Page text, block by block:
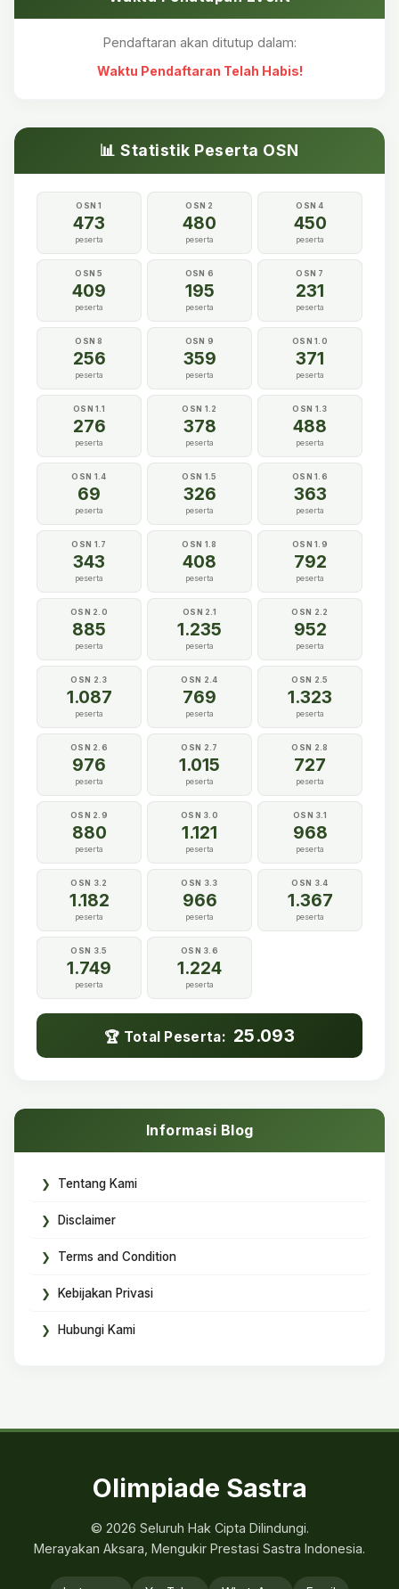
Pendaftaran akan ditutup dalam:
Waktu Pendaftaran Telah Habis!
📊 Statistik Peserta OSN
OSN 1
473
peserta
OSN 2
480
peserta
OSN 4
450
peserta
OSN 5
409
peserta
OSN 6
195
peserta
OSN 7
231
peserta
OSN 8
256
peserta
OSN 9
359
peserta
OSN 1.0
371
peserta
OSN 1.1
276
peserta
OSN 1.2
378
peserta
OSN 1.3
488
peserta
OSN 1.4
69
peserta
OSN 1.5
326
peserta
OSN 1.6
363
peserta
OSN 1.7
343
peserta
OSN 1.8
408
peserta
OSN 1.9
792
peserta
OSN 2.0
885
peserta
OSN 2.1
1.235
peserta
OSN 2.2
952
peserta
OSN 2.3
1.087
peserta
OSN 2.4
769
peserta
OSN 2.5
1.323
peserta
OSN 2.6
976
peserta
OSN 2.7
1.015
peserta
OSN 2.8
727
peserta
OSN 2.9
880
peserta
OSN 3.0
1.121
peserta
OSN 3.1
968
peserta
OSN 3.2
1.182
peserta
OSN 3.3
966
peserta
OSN 3.4
1.367
peserta
OSN 3.5
1.749
peserta
OSN 3.6
1.224
peserta
🏆 Total Peserta: 25.093
Informasi Blog
Tentang Kami
Disclaimer
Terms and Condition
Kebijakan Privasi
Hubungi Kami
Olimpiade Sastra
© 2026 Seluruh Hak Cipta Dilindungi.
Merayakan Aksara, Mengukir Prestasi Sastra Indonesia.